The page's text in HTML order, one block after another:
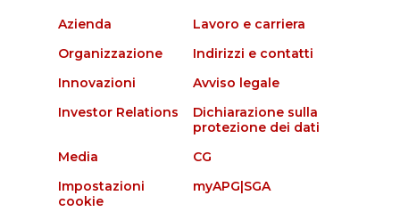
Azienda
Lavoro e carriera
Organizzazione
Indirizzi e contatti
Innovazioni
Avviso legale
Investor Relations
Dichiarazione sulla
protezione dei dati
Media
CG
Impostazioni
cookie
myAPG|SGA